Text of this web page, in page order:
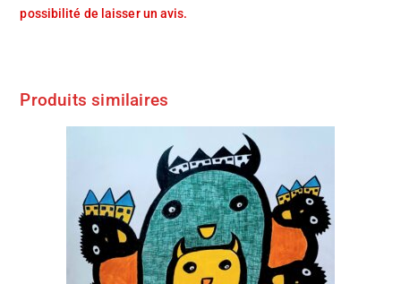
possibilité de laisser un avis.
Produits similaires